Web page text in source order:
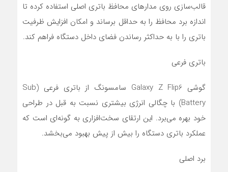
قالب‌سازی روی مدارهای محافظ باتری اصلی استفاده کرده تا
اندازه برد محافظ را به حداقل برساند و امکان افزایش ظرفیت
باتری را با به حداکثر رساندن فضای داخل دستگاه فراهم کند.
باتری فرعی
گوشی Galaxy Z Flip6 سامسونگ از باتری فرعی (Sub
Battery) با چگالی انرژی بیشتری نسبت به قبل در طراحی
خود بهره می‌برد. این ارتقای سخت‌افزاری به گونه‌ای است که
عملکرد باتری دستگاه را بیش از پیش بهبود می‌بخشد.
برد اصلی